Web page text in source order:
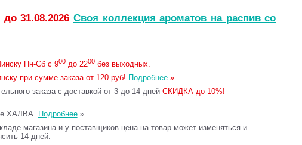
31.08.2026 Своя коллекция ароматов на распив со
Пн-Сб с 900до 2200без выходных.
при сумме заказа от 120 руб! Подробнее»
заказа с доставкой от 3 до 14 дней СКИДКА до 10%!
ХАЛВА. Подробнее»
магазина и у поставщиков цена на товар может изменяться и
14 дней.